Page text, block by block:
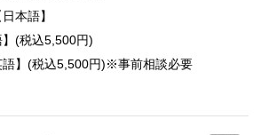
本語】
(税込5,500円)
語】(税込5,500円)※事前相談必要